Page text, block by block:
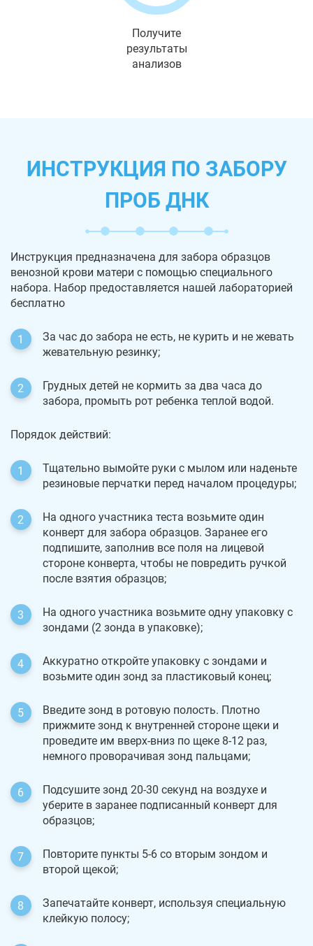
Получите
результаты
анализов
ИНСТРУКЦИЯ ПО ЗАБОРУ
ПРОБ ДНК
Инструкция предназначена для забора образцов
венозной крови матери с помощью специального
набора. Набор предоставляется нашей лабораторией
бесплатно
За час до забора не есть, не курить и не жевать
жевательную резинку;
Грудных детей не кормить за два часа до
забора, промыть рот ребенка теплой водой.
Порядок действий:
Тщательно вымойте руки с мылом или наденьте
резиновые перчатки перед началом процедуры;
На одного участника теста возьмите один
конверт для забора образцов. Заранее его
подпишите, заполнив все поля на лицевой
стороне конверта, чтобы не повредить ручкой
после взятия образцов;
На одного участника возьмите одну упаковку с
зондами (2 зонда в упаковке);
Аккуратно откройте упаковку с зондами и
возьмите один зонд за пластиковый конец;
Введите зонд в ротовую полость. Плотно
прижмите зонд к внутренней стороне щеки и
проведите им вверх-вниз по щеке 8-12 раз,
немного проворачивая зонд пальцами;
Подсушите зонд 20-30 секунд на воздухе и
уберите в заранее подписанный конверт для
образцов;
Повторите пункты 5-6 со вторым зондом и
второй щекой;
Запечатайте конверт, используя специальную
клейкую полосу;